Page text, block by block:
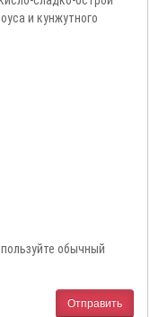
и кунжутного
обычный
Отправить